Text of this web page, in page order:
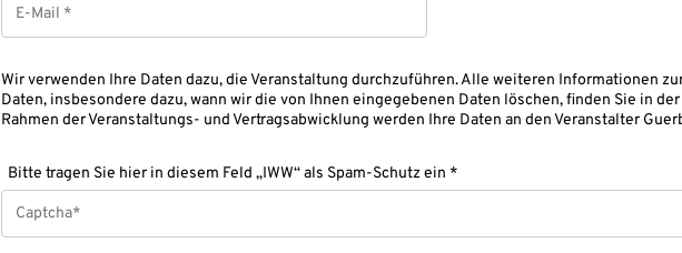
Mail
*
Wir verwenden Ihre Daten dazu, die Veranstaltung durchzuführen. Alle weiteren Informationen
Daten, insbesondere dazu, wann wir die von Ihnen eingegebenen Daten löschen, finden Sie in der
Rahmen der Veranstaltungs- und Vertragsabwicklung werden Ihre Daten an den Veranstalter
Bitte tragen Sie hier in diesem Feld „IWW“ als Spam-Schutz ein *